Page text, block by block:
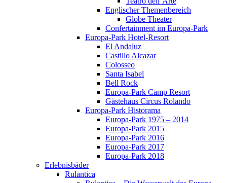
Englischer Themenbereich
Globe Theater
Confertainment im Europa-Park
Europa-Park Hotel-Resort
El Andaluz
Castillo Alcazar
Colosseo
Santa Isabel
Bell Rock
Europa-Park Camp Resort
Gästehaus Circus Rolando
Europa-Park Historama
Europa-Park 1975 – 2014
Europa-Park 2015
Europa-Park 2016
Europa-Park 2017
Europa-Park 2018
Erlebnisbäder
Rulantica